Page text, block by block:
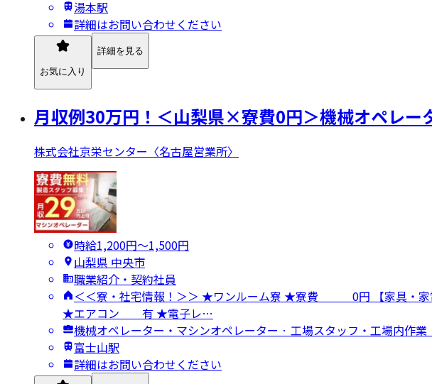
湯本駅
詳細はお問い合わせください
お気に入り
詳細を見る
月収例30万円！＜山梨県×寮費0円＞機械オペレー
株式会社京栄センター〈名古屋営業所〉
時給1,200円〜1,500円
山梨県 中央市
職業紹介・契約社員
＜＜寮・社宅情報！＞＞ ★ワンルーム寮 ★寮費 0円
★エアコン 有 ★電子レ…
機械オペレーター・マシンオペレーター · 工場スタッフ・工場内作業
富士山駅
詳細はお問い合わせください